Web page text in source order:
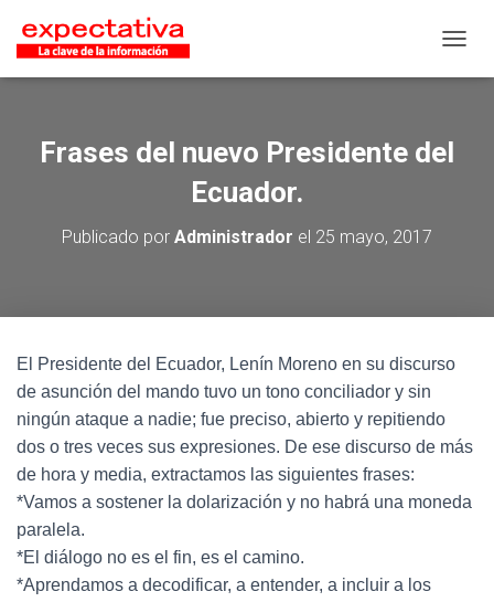
Frases del nuevo Presidente del
Ecuador.
Publicado por Administrador el 25 mayo, 2017
El Presidente del Ecuador, Lenín Moreno en su discurso
de asunción del mando tuvo un tono conciliador y sin
ningún ataque a nadie; fue preciso, abierto y repitiendo
dos o tres veces sus expresiones. De ese discurso de más
de hora y media, extractamos las siguientes frases:
*Vamos a sostener la dolarización y no habrá una moneda
paralela.
*El diálogo no es el fin, es el camino.
*Aprendamos a decodificar, a entender, a incluir a los